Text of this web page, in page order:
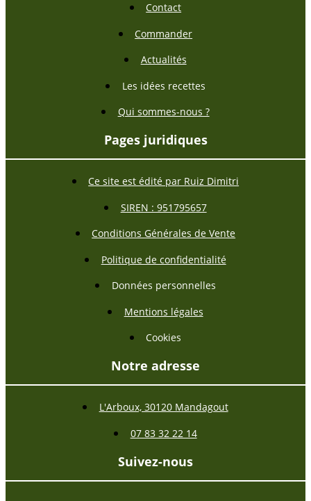
Contact
Commander
Actualités
Les idées recettes
Qui sommes-nous ?
Pages juridiques
Ce site est édité par Ruiz Dimitri
SIREN : 951795657
Conditions Générales de Vente
Politique de confidentialité
Données personnelles
Mentions légales
Cookies
Notre adresse
L'Arboux, 30120 Mandagout
07 83 32 22 14
Suivez-nous